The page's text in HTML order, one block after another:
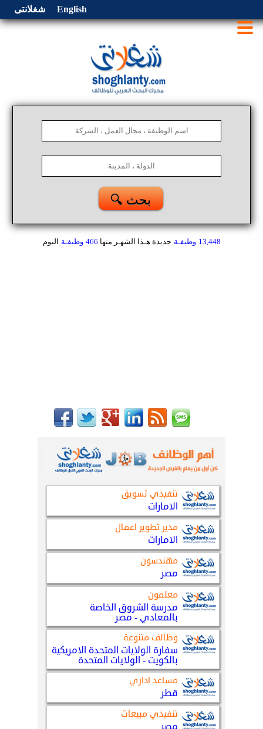
شغلانتى English
🔍 بحث
13,448 وظيفـة جديدة هـذا الشهـر منها 466 وظيفـة اليوم